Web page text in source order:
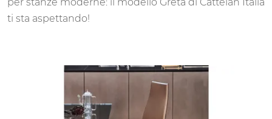
ti sta aspettando!